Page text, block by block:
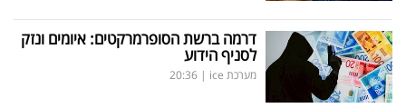
דרמה ברשת הסופרמרקטים: איומים ונזק
לסניף הידוע
מערכת ice |
20:36